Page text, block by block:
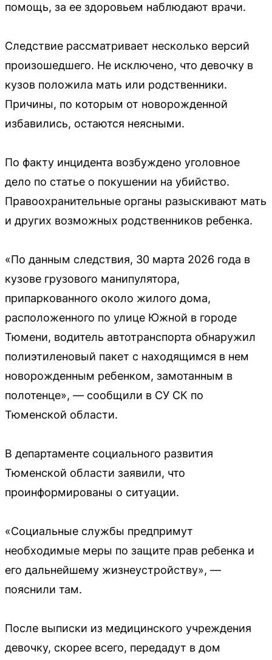
помощь, за ее здоровьем наблюдают врачи.
Следствие рассматривает несколько версий
произошедшего. Не исключено, что девочку в
кузов положила мать или родственники.
Причины, по которым от новорожденной
избавились, остаются неясными.
По факту инцидента возбуждено уголовное
дело по статье о покушении на убийство.
Правоохранительные органы разыскивают мать
и других возможных родственников ребенка.
«По данным следствия, 30 марта 2026 года в
кузове грузового манипулятора,
припаркованного около жилого дома,
расположенного по улице Южной в городе
Тюмени, водитель автотранспорта обнаружил
полиэтиленовый пакет с находящимся в нем
новорожденным ребенком, замотанным в
полотенце», — сообщили в СУ СК по
Тюменской области.
В департаменте социального развития
Тюменской области заявили, что
проинформированы о ситуации.
«Социальные службы предпримут
необходимые меры по защите прав ребенка и
его дальнейшему жизнеустройству», —
пояснили там.
После выписки из медицинского учреждения
девочку, скорее всего, передадут в дом